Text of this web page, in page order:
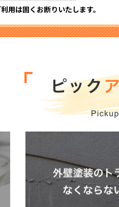
用は固くお断りいたします。